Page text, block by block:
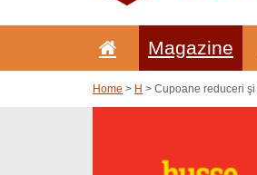
Magazine
Home > H > Cupoane reduceri